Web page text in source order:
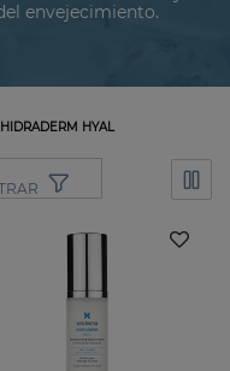
envejecimiento.
HIDRADERM HYAL